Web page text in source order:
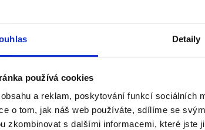
Detaily
používá cookies
a reklam, poskytování funkcí sociálních
o tom, jak náš web používáte, sdílíme se
zkombinovat s dalšími informacemi, které jste